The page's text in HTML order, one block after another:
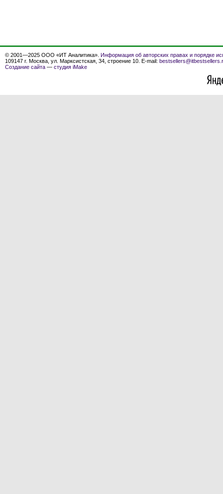
© 2001—2025 ООО «ИТ Аналитика». Информация об авторских правах и порядке
109147 г. Москва, ул. Марксистская, 34, строение 10. E-mail:
Создание сайта — студия iMake